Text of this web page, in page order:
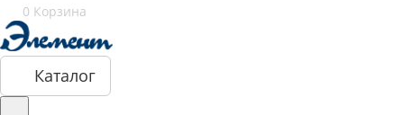
0 Корзина
Каталог